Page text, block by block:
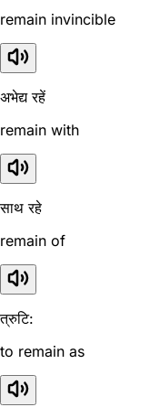
remain invincible
अभेद्य रहें
remain with
साथ रहे
remain of
त्रुटि:
to remain as